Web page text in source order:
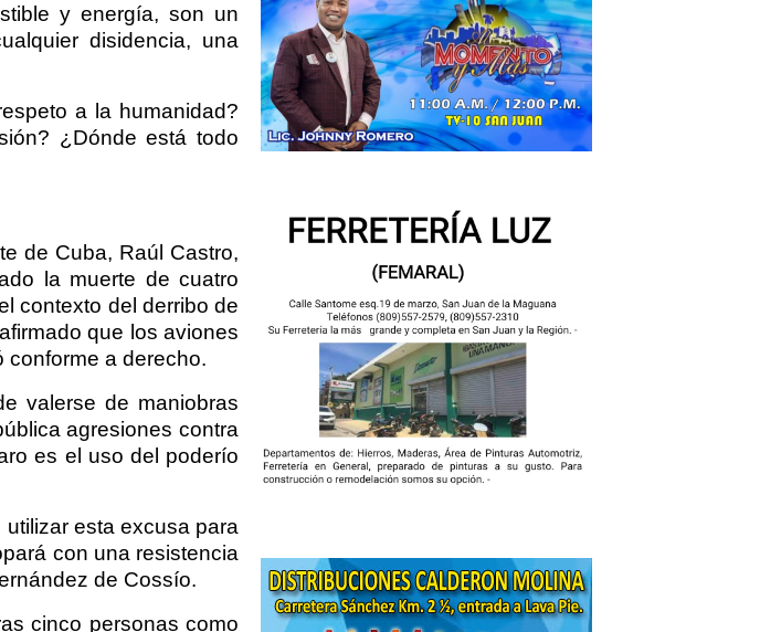
y energía, son un
disidencia, una
a la humanidad?
¿Dónde está todo
de Cuba, Raúl Castro,
la muerte de cuatro
contexto del derribo de
que los aviones
conforme a derecho.
valerse de maniobras
agresiones contra
es el uso del poderío
esta excusa para
con una resistencia
de Cossío.
cinco personas como